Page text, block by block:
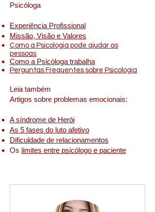
Psicóloga
Experiência Profissional
Missão, Visão e Valores
Como a Psicologia pode ajudar as
pessoas
Como a Psicóloga trabalha
Perguntas Frequentes sobre Psicologia
Leia também
Artigos sobre problemas emocionais:
A síndrome de Herói
As 5 fases do luto afetivo
Dificuldade de relacionamentos
Os limites entre psicólogo e paciente